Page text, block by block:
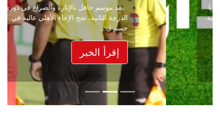
بعد موسم حافل بالإثارة والصراع في دوري
الدرجة الثانية، نجح الإخاء الأهلي عاليه في
حسم ل...
إقرأ الخبر